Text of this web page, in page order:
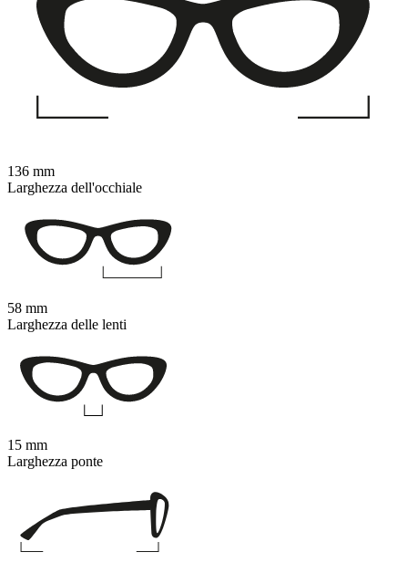
136 mm
Larghezza dell'occhiale
58 mm
Larghezza delle lenti
15 mm
Larghezza ponte